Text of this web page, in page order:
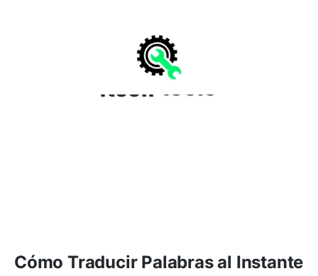
Cómo Traducir Palabras al Instante